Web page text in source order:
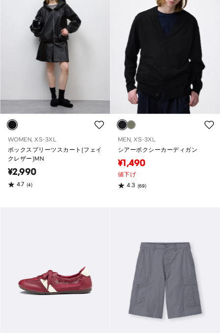
WOMEN, XS-3XL
ボックスプリーツスカート(フェイ
クレザー)MN
¥2,990
4.7 (4)
MEN, XS-3XL
シアーボクシーカーディガン
¥1,490
値下げ
4.3 (69)